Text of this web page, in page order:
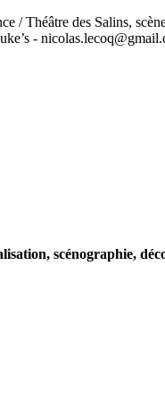
/ Théâtre des Salins,
-
scénographie,